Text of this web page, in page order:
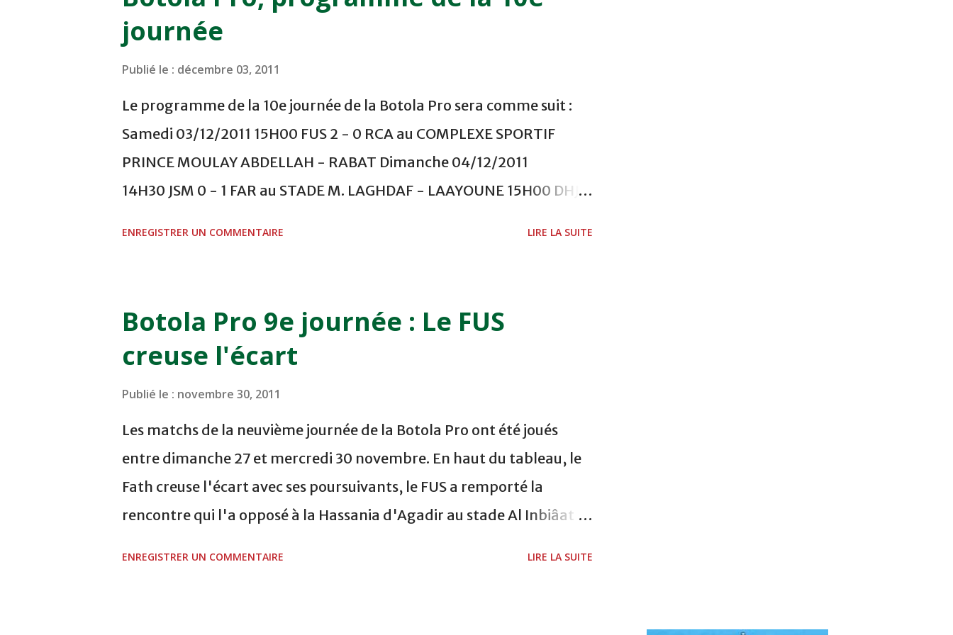
journée
Publié le : décembre 03, 2011
Le programme de la 10e journée de la Botola Pro sera comme suit :
Samedi 03/12/2011 15H00 FUS 2 - 0 RCA au COMPLEXE SPORTIF
PRINCE MOULAY ABDELLAH - RABAT Dimanche 04/12/2011
14H30 JSM 0 - 1 FAR au STADE M. LAGHDAF - LAAYOUNE 15H00 DHJ 0
COMPLEXE SPORTIF DE FES - FES WAC - MAS Reporté pour cause de
finale de la coupe de la CAF COMPLEXE SPORTIF MOHAMMED
VCASABLANCA
ENREGISTRER UN COMMENTAIRE LIRE LA SUITE
Botola Pro 9e journée : Le FUS
creuse l'écart
Publié le : novembre 30, 2011
Les matchs de la neuvième journée de la Botola Pro ont été joués
entre dimanche 27 et mercredi 30 novembre. En haut du tableau, le
Fath creuse l'écart avec ses poursuivants, le FUS a remporté la
rencontre qui l'a opposé à la Hassania d'Agadir au stade Al Inbiâat
ENREGISTRER UN COMMENTAIRE LIRE LA SUITE